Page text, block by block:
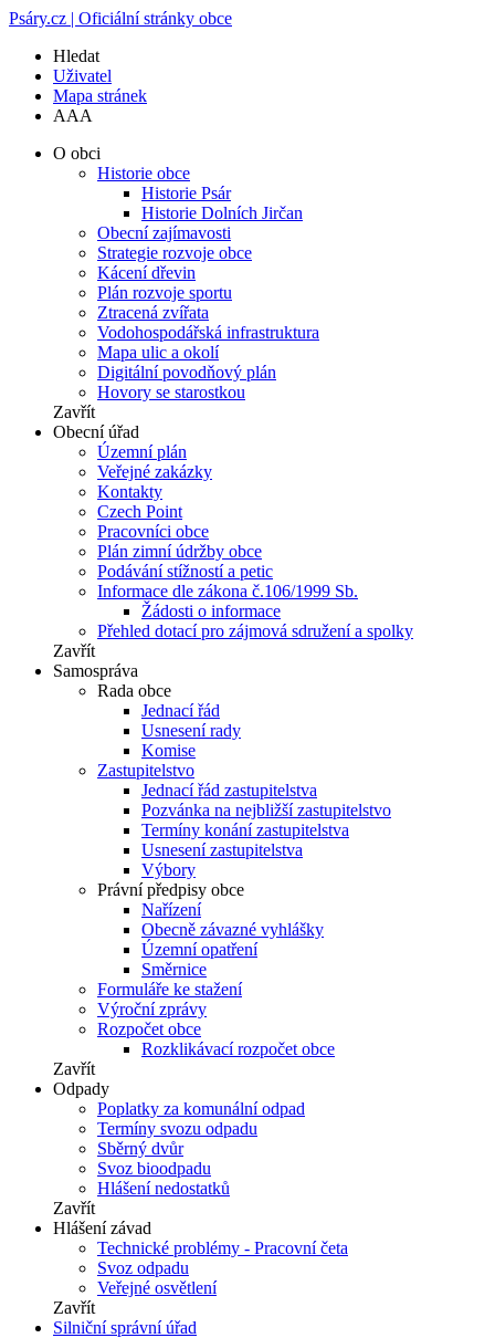
Psáry.cz | Oficiální stránky obce
Hledat
Uživatel
Mapa stránek
AAA
O obci
Historie obce
Historie Psár
Historie Dolních Jirčan
Obecní zajímavosti
Strategie rozvoje obce
Kácení dřevin
Plán rozvoje sportu
Ztracená zvířata
Vodohospodářská infrastruktura
Mapa ulic a okolí
Digitální povodňový plán
Hovory se starostkou
Zavřít
Obecní úřad
Územní plán
Veřejné zakázky
Kontakty
Czech Point
Pracovníci obce
Plán zimní údržby obce
Podávání stížností a petic
Informace dle zákona č.106/1999 Sb.
Žádosti o informace
Přehled dotací pro zájmová sdružení a spolky
Zavřít
Samospráva
Rada obce
Jednací řád
Usnesení rady
Komise
Zastupitelstvo
Jednací řád zastupitelstva
Pozvánka na nejbližší zastupitelstvo
Termíny konání zastupitelstva
Usnesení zastupitelstva
Výbory
Právní předpisy obce
Nařízení
Obecně závazné vyhlášky
Územní opatření
Směrnice
Formuláře ke stažení
Výroční zprávy
Rozpočet obce
Rozklikávací rozpočet obce
Zavřít
Odpady
Poplatky za komunální odpad
Termíny svozu odpadu
Sběrný dvůr
Svoz bioodpadu
Hlášení nedostatků
Zavřít
Hlášení závad
Technické problémy - Pracovní četa
Svoz odpadu
Veřejné osvětlení
Zavřít
Silniční správní úřad